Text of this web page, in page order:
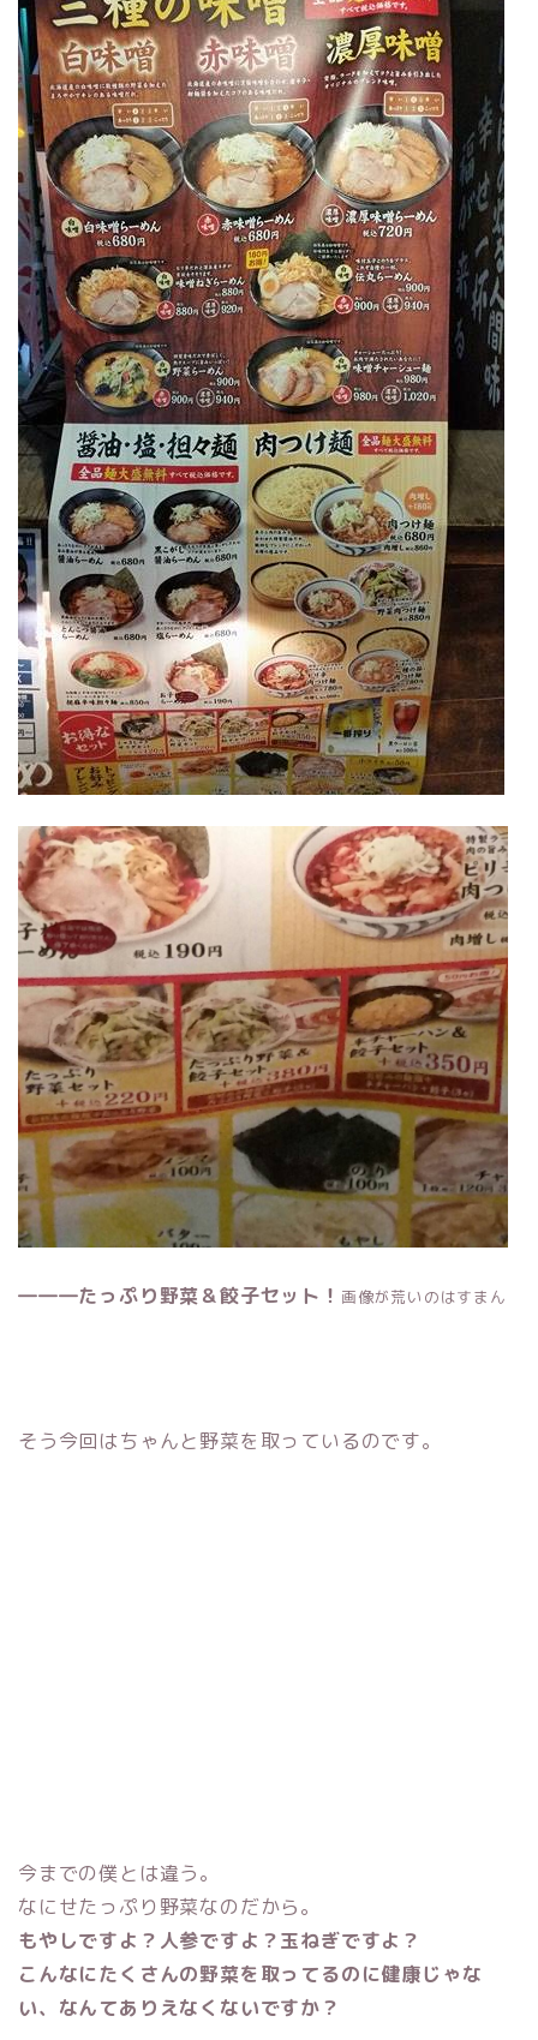
―――たっぷり野菜＆餃子セット！ 画像が荒いのはすまん
そう今回はちゃんと野菜を取っているのです。
今までの僕とは違う。
なにせたっぷり野菜なのだから。
もやしですよ？人参ですよ？玉ねぎですよ？
こんなにたくさんの野菜を取ってるのに健康じゃな
い、なんてありえなくないですか？